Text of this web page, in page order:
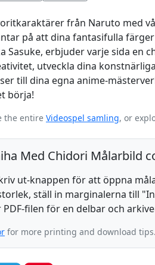
från Naruto med
på att dina fantasifulla
Sasuke, erbjuder varje sida en
utveckla dina
till dina egna anime-
börja!
the entire Videospel samling, or
Med Chidori Målarbild
ut-knappen för att öppna
ställ in marginalerna till
filen för en delbar och
for more printing and download tips.